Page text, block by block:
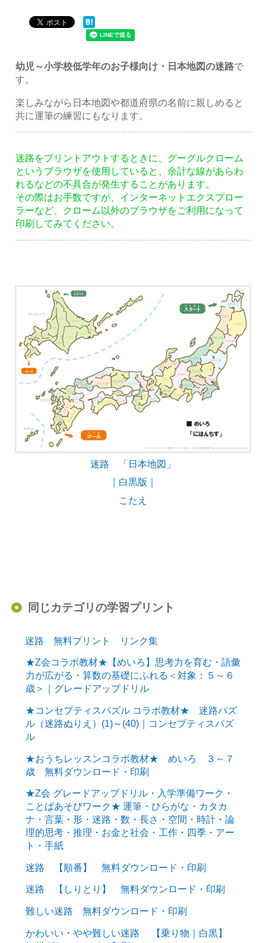
幼児～小学校低学年のお子様向け・日本地図の迷路で
す。
楽しみながら日本地図や都道府県の名前に親しめると
共に運筆の練習にもなります。
迷路をプリントアウトするときに、グーグルクローム
というブラウザを使用していると、余計な線があらわ
れるなどの不具合が発生することがあります。
その際はお手数ですが、インターネットエクスプロー
ラーなど、クローム以外のブラウザをご利用になって
印刷してみてください。
迷路 「日本地図」
｜白黒版｜
こたえ
同じカテゴリの学習プリント
迷路 無料プリント リンク集
★Z会コラボ教材★【めいろ】思考力を育む・語彙
力が広がる・算数の基礎にふれる＜対象：５～６
歳＞｜グレードアップドリル
★コンセプティスパズル コラボ教材★ 迷路パズ
ル（迷路ぬりえ）(1)～(40)｜コンセプティスパズ
ル
★おうちレッスンコラボ教材★ めいろ ３～７
歳 無料ダウンロード・印刷
★Z会 グレードアップドリル・入学準備ワーク・
ことばあそびワーク★ 運筆・ひらがな・カタカ
ナ・言葉・形・迷路・数・長さ・空間・時計・論
理的思考・推理・お金と社会・工作・四季・アー
ト・手紙
迷路 【順番】 無料ダウンロード・印刷
迷路 【しりとり】 無料ダウンロード・印刷
難しい迷路 無料ダウンロード・印刷
かわいい・やや難しい迷路 【乗り物｜白黒】